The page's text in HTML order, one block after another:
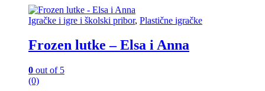
Igračke i igre i školski pribor, Plastične igračke
Frozen lutke – Elsa i Anna
0 out of 5
(0)